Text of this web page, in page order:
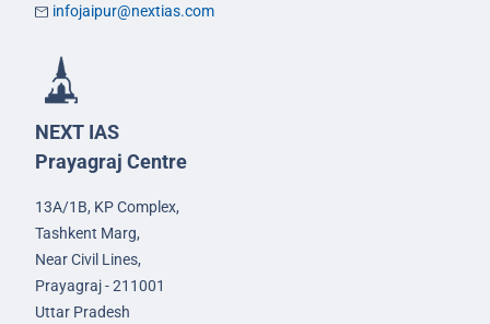
infojaipur@nextias.com
NEXT IAS
Prayagraj Centre
13A/1B, KP Complex,
Tashkent Marg,
Near Civil Lines,
Prayagraj - 211001
Uttar Pradesh